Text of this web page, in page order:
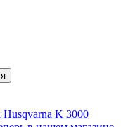
Husqvarna K 3000